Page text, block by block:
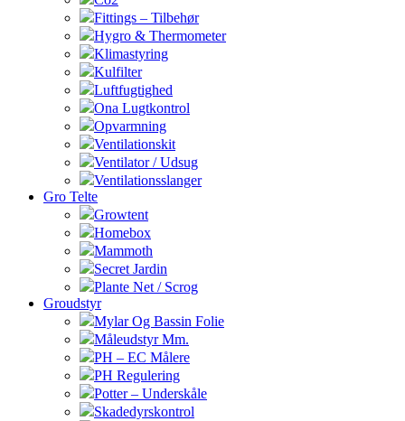
Fittings – Tilbehør
Hygro & Thermometer
Klimastyring
Kulfilter
Luftfugtighed
Ona Lugtkontrol
Opvarmning
Ventilationskit
Ventilator / Udsug
Ventilationsslanger
Gro Telte
Growtent
Homebox
Mammoth
Secret Jardin
Plante Net / Scrog
Groudstyr
Mylar Og Bassin Folie
Måleudstyr Mm.
PH – EC Målere
PH Regulering
Potter – Underskåle
Skadedyrskontrol